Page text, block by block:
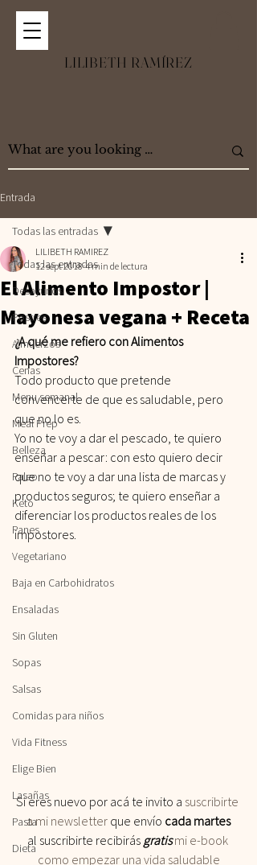
LILIBETH RAMÍREZ
Entrada
Todas las entradas
Desayunos
Postres
Almuerzos
Cenas
Menu semanal
Meal Prep
Belleza
Paleo
Keto
Panes
Vegetariano
Baja en Carbohidratos
Ensaladas
Sin Gluten
Sopas
Salsas
Comidas para niños
Vida Fitness
Elige Bien
Lasañas
Pasta
Dieta
Todas las entradas
El Alimento Impostor |
Mayonesa vegana + Receta
LILIBETH RAMIREZ
12 sept 2018 4 min de lectura
¿A qué me refiero con Alimentos
Impostores?
Todo producto que pretende
convencerte de que es saludable, pero
que no lo es.
Yo no te voy a dar el pescado, te quiero
enseñar a pescar: con esto quiero decir
que no te voy a dar una lista de marcas y
productos seguros; te quiero enseñar a
diferenciar los productos reales de los
impostores.
Si eres nuevo por acá te invito a suscribirte
a mi newsletter que envío cada martes
al suscribirte recibirás gratis mi e-book
como empezar una vida saludable